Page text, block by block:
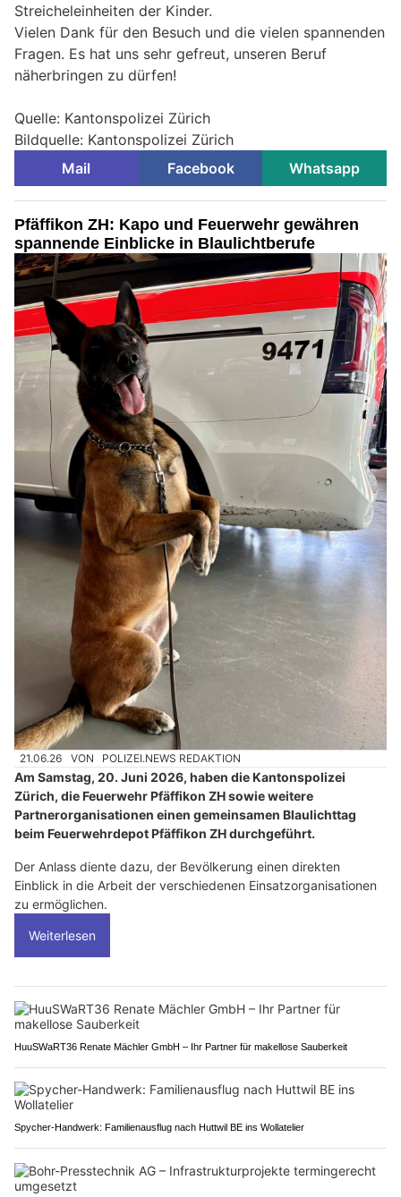
Streicheleinheiten der Kinder.
Vielen Dank für den Besuch und die vielen spannenden
Fragen. Es hat uns sehr gefreut, unseren Beruf
näherbringen zu dürfen!
Quelle: Kantonspolizei Zürich
Bildquelle: Kantonspolizei Zürich
Mail
Facebook Whatsapp
Pfäffikon ZH: Kapo und Feuerwehr gewähren
spannende Einblicke in Blaulichtberufe
21.06.26 VON POLIZEI.NEWS REDAKTION
Am Samstag, 20. Juni 2026, haben die Kantonspolizei
Zürich, die Feuerwehr Pfäffikon ZH sowie weitere
Partnerorganisationen einen gemeinsamen Blaulichttag
beim Feuerwehrdepot Pfäffikon ZH durchgeführt.
Der Anlass diente dazu, der Bevölkerung einen direkten
Einblick in die Arbeit der verschiedenen Einsatzorganisationen
zu ermöglichen.
Weiterlesen
HuuSWaRT36 Renate Mächler GmbH – Ihr Partner für makellose Sauberkeit
Spycher-Handwerk: Familienausflug nach Huttwil BE ins Wollatelier